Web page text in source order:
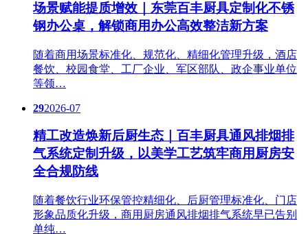
场景赋能提质增效｜东莞百丰厨具定制化不锈
钢办公桌，解锁商用办公高效整洁新方案
随着商用场景标准化、规范化、精细化管理升级，酒店
餐饮、校园食堂、工厂企业、军区部队、政企事业单位
等领…
292026-07
精工改造焕新后厨生态｜百丰厨具通风排烟排
气系统定制升级，以美学工艺筑牢商用厨房安
全合规防线
随着餐饮行业环保管控精细化、后厨管理标准化、门店
形象品质化升级，商用厨房通风排烟排气系统早已告别
单纯…